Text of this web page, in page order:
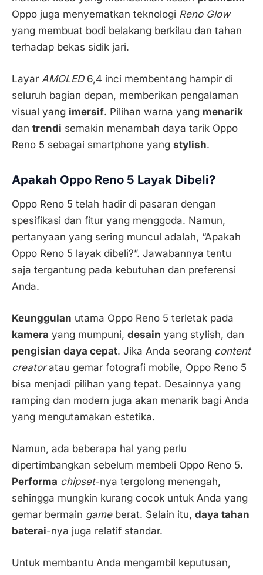
Oppo juga menyematkan teknologi Reno Glow
yang membuat bodi belakang berkilau dan tahan
terhadap bekas sidik jari.
Layar AMOLED6,4 inci membentang hampir di
seluruh bagian depan, memberikan pengalaman
visual yang imersif. Pilihan warna yang menarik
dan trendi semakin menambah daya tarik Oppo
Reno 5 sebagai smartphone yang stylish.
Apakah Oppo Reno 5 Layak Dibeli?
Oppo Reno 5 telah hadir di pasaran dengan
spesifikasi dan fitur yang menggoda. Namun,
pertanyaan yang sering muncul adalah, “Apakah
Oppo Reno 5 layak dibeli?”. Jawabannya tentu
saja tergantung pada kebutuhan dan preferensi
Anda.
Keunggulan utama Oppo Reno 5 terletak pada
kamera yang mumpuni, desain yang stylish, dan
pengisian daya cepat. Jika Anda seorang content
creatoratau gemar fotografi mobile, Oppo Reno 5
bisa menjadi pilihan yang tepat. Desainnya yang
ramping dan modern juga akan menarik bagi Anda
yang mengutamakan estetika.
Namun, ada beberapa hal yang perlu
dipertimbangkan sebelum membeli Oppo Reno 5.
Performa chipset-nya tergolong menengah,
sehingga mungkin kurang cocok untuk Anda yang
gemar bermain gameberat. Selain itu, daya tahan
baterai-nya juga relatif standar.
Untuk membantu Anda mengambil keputusan,